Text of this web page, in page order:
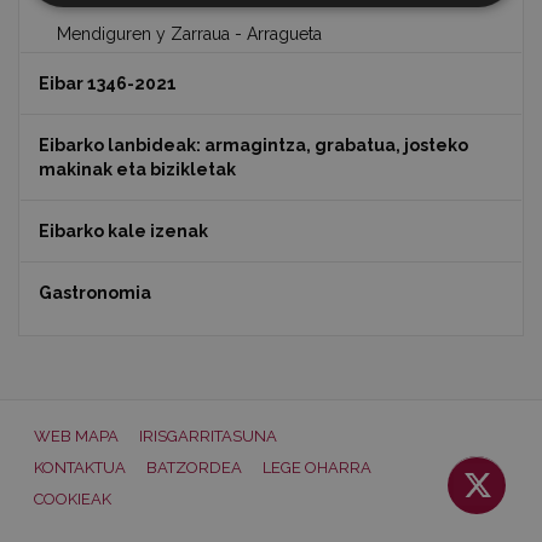
Mendiguren y Zarraua - Arragueta
Eibar 1346-2021
Eibarko lanbideak: armagintza, grabatua, josteko
makinak eta bizikletak
Eibarko kale izenak
Gastronomia
WEB MAPA
IRISGARRITASUNA
KONTAKTUA
BATZORDEA
LEGE OHARRA
COOKIEAK